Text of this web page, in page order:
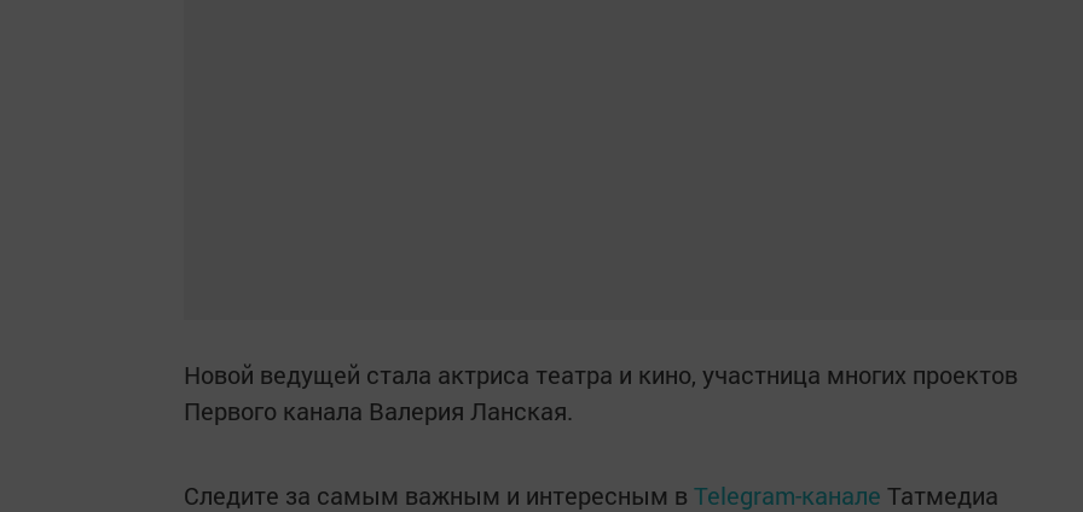
Новой ведущей стала актриса театра и кино, участница многих проектов
Первого канала Валерия Ланская.
Следите за самым важным и интересным в Telegram-канале Татмедиа